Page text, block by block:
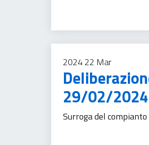
202422 Mar
29/02/2024
Surroga del